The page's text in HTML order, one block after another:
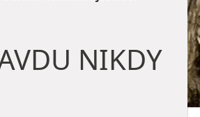
NIKDY